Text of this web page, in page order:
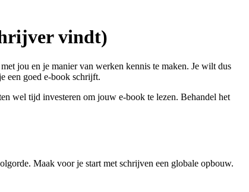
vindt)
jou en je manier van werken kennis te maken. Je wilt dus
een goed e-book schrijft.
wel tijd investeren om jouw e-book te lezen. Behandel het
Maak voor je start met schrijven een globale opbouw.